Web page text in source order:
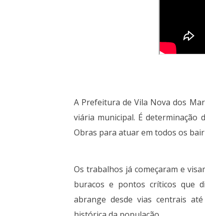
A Prefeitura de Vila Nova dos
viária municipal. É determinação
Obras para atuar em todos os
Os trabalhos já começaram e
buracos e pontos críticos que
abrange desde vias centrais